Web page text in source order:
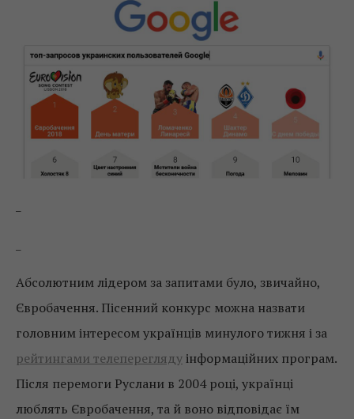
Абсолютним лідером за запитами було, звичайно,
Євробачення. Пісенний конкурс можна назвати
головним інтересом українців минулого тижня і за
рейтингами телепереглядуінформаційних програм.
Після перемоги Руслани в 2004 році, українці
люблять Євробачення, та й воно відповідає їм